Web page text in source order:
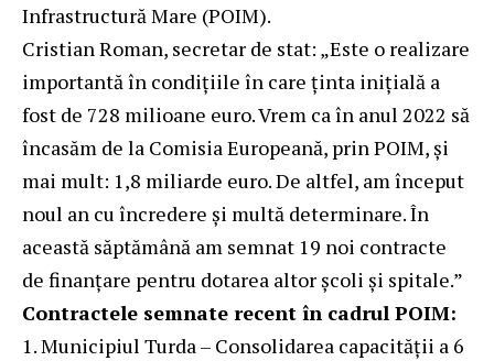
Infrastructură Mare (POIM).
Cristian Roman, secretar de stat: „Este o realizare
importantă în condițiile în care ținta inițială a
fost de 728 milioane euro. Vrem ca în anul 2022 să
încasăm de la Comisia Europeană, prin POIM, și
mai mult: 1,8 miliarde euro. De altfel, am început
noul an cu încredere și multă determinare. În
această săptămână am semnat 19 noi contracte
de finanțare pentru dotarea altor școli și spitale.”
Contractele semnate recent în cadrul POIM:
1. Municipiul Turda – Consolidarea capacității a 6